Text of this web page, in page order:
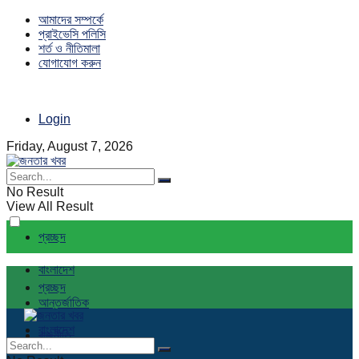
আমাদের সম্পর্কে
প্রাইভেসি পলিসি
শর্ত ও নীতিমালা
যোগাযোগ করুন
Login
Friday, August 7, 2026
No Result
View All Result
প্রচ্ছদ
বাংলাদেশ
আন্তর্জাতিক
রাজনীতি
প্রচ্ছদ
বাংলাদেশ